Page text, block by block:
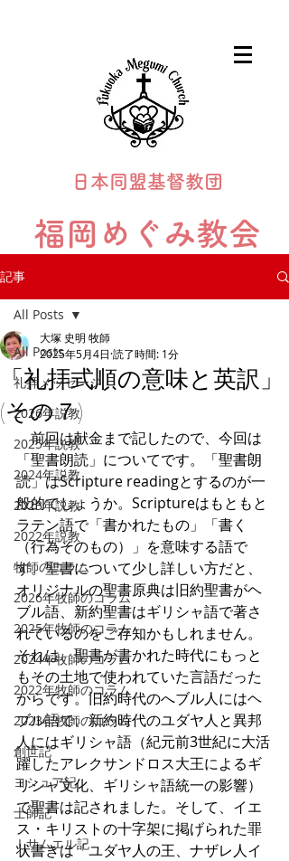
日本同盟基督教団
福岡めぐみ教会
記事
All Posts
礼拝メッセージ
2026年説教
2025年説教
2024年説教
2023年説教
2022年説教
牧師のコラム
2026年牧師のコラム
2025年牧師のコラム
2024年牧師のコラム
2022年牧師のコラム
2023年牧師のコラム
創世記
ヨシュア記
士師記
Ⅰサムエル記
All Posts
「礼拝式順の意味と英訳」
(その７)
大塚 史明 牧師
2025年5月4日 読了時間: 1分
前回は献金まで記したので、今回は
「聖書朗読」についてです。「聖書朗
読」はScripture readingとするのが一
般的でしょうか。Scriptureはもともと
ラテン語で「書かれたもの」「書く
（行為そのもの）」を意味する語で
す。聖書について少し詳しい方だと、
オリジナルの聖書原典は旧約聖書がヘ
ブル語、新約聖書はギリシャ語で著さ
れているのをご存知かもしれません。
それは、聖書が書かれた時代にもっと
もその土地で使われていた言語だった
からです。旧約時代のへブル人にはヘ
ブル語で、新約時代のユダヤ人と異邦
人にはギリシャ語（紀元前3世紀に大活
躍したアレクサンドロス大王によるギ
リシャ文化、ギリシャ語統一の影響）
で聖書は記されました。そして、イエ
ス・キリストの十字架に掲げられた罪
状書きは「ユダヤ人の王、ナザレ人イ